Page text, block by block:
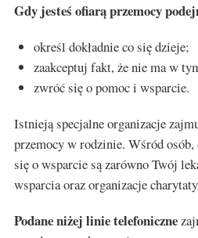
Gdy jesteś ofiarą przemocy
określ dokładnie co się dzieje;
zaakceptuj fakt, że nie ma w
zwróć się o pomoc i wsparcie.
Istnieją specjalne organizacje
przemocy w rodzinie. Wśród
się o wsparcie są zarówno Twój
wsparcia oraz organizacje
Podane niżej linie telefoniczne